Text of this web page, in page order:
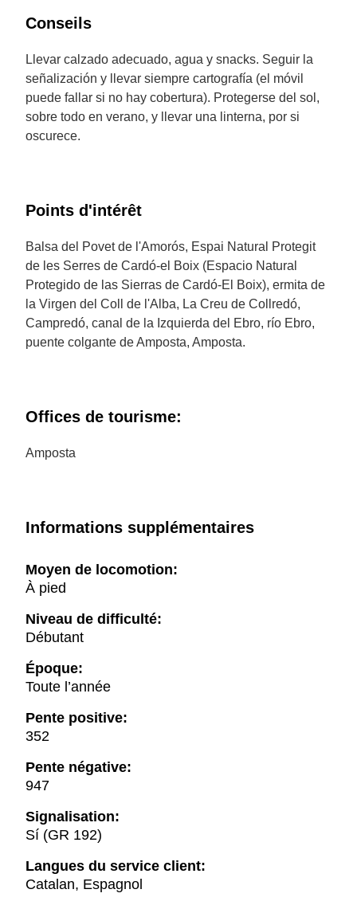
Conseils
Llevar calzado adecuado, agua y snacks. Seguir la
señalización y llevar siempre cartografía (el móvil
puede fallar si no hay cobertura). Protegerse del sol,
sobre todo en verano, y llevar una linterna, por si
oscurece.
Points d'intérêt
Balsa del Povet de l'Amorós, Espai Natural Protegit
de les Serres de Cardó-el Boix (Espacio Natural
Protegido de las Sierras de Cardó-El Boix), ermita de
la Virgen del Coll de l'Alba, La Creu de Collredó,
Campredó, canal de la Izquierda del Ebro, río Ebro,
puente colgante de Amposta, Amposta.
Offices de tourisme:
Amposta
Informations supplémentaires
Moyen de locomotion:
À pied
Niveau de difficulté:
Débutant
Époque:
Toute l’année
Pente positive:
352
Pente négative:
947
Signalisation:
Sí (GR 192)
Langues du service client:
Catalan, Espagnol